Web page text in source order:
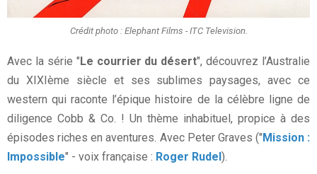
Crédit photo : Elephant Films - ITC Television.
Avec la série "Le courrier du désert", découvrez l’Australie
du XIXIème siècle et ses sublimes paysages, avec ce
western qui raconte l’épique histoire de la célèbre ligne de
diligence Cobb & Co. ! Un thème inhabituel, propice à des
épisodes riches en aventures. Avec Peter Graves ("Mission :
Impossible" - voix française : Roger Rudel).